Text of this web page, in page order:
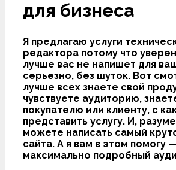
для бизнеса
Я предлагаю услуги
редактора потому что
лучше вас не напишет для
серьезно, без шуток. Вот
лучше всех знаете свой
чувствуете аудиторию,
покупателю или клиенту, с
представить услугу. И,
можете написать самый
сайта. А я вам в этом помогу
максимально подробный